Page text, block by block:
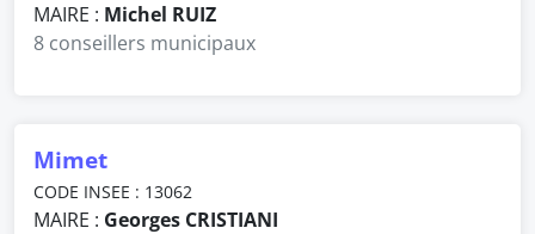
MAIRE : Michel RUIZ
8 conseillers municipaux
Mimet
CODE INSEE : 13062
MAIRE : Georges CRISTIANI